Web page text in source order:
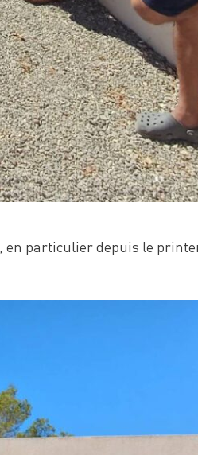
en particulier depuis le